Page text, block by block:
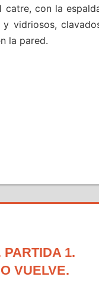
catre, con la
vidriosos,
la pared.
PARTIDA 1.
VUELVE.